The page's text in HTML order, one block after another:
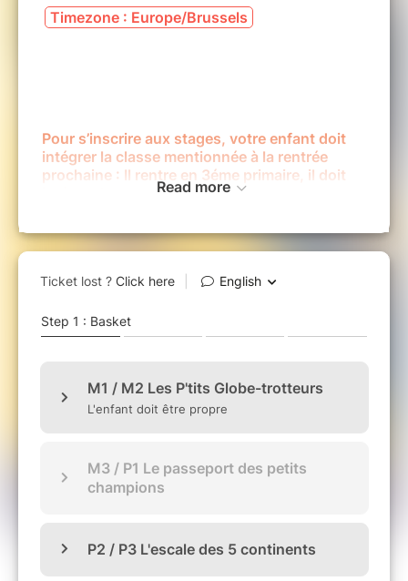
Timezone : Europe/Brussels
Pour s’inscrire aux stages, votre enfant doit
intégrer la classe mentionnée à la rentrée
prochaine : Il rentre en 3éme primaire, il doit
intégrer le stage P2/P3.
Vous pouvez ne compléter que les données de
l'acheteur (Parent qui paie le stage) dans un
informations des enfants (OBLIGATOIRE) une
ma commande" dans le mail de confirmation
de réservation reçu.
aux enfants d'une même famille, vous devez
faire un "panier" différent si vous inscrivez
Read more